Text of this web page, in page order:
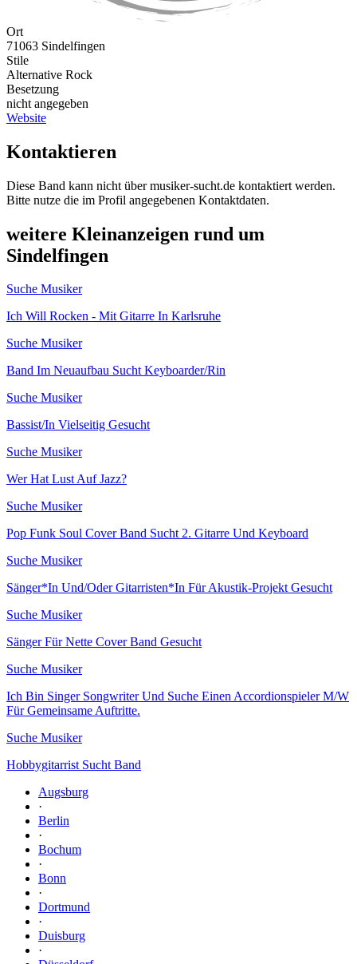
Ort
71063 Sindelfingen
Stile
Alternative Rock
Besetzung
nicht angegeben
Website
Kontaktieren
Diese Band kann nicht über musiker-sucht.de kontaktiert werden.
Bitte nutze die im Profil angegebenen Kontaktdaten.
weitere Kleinanzeigen rund um
Sindelfingen
Suche Musiker
Ich Will Rocken - Mit Gitarre In Karlsruhe
Suche Musiker
Band Im Neuaufbau Sucht Keyboarder/Rin
Suche Musiker
Bassist/In Vielseitig Gesucht
Suche Musiker
Wer Hat Lust Auf Jazz?
Suche Musiker
Pop Funk Soul Cover Band Sucht 2. Gitarre Und Keyboard
Suche Musiker
Sänger*In Und/Oder Gitarristen*In Für Akustik-Projekt Gesucht
Suche Musiker
Sänger Für Nette Cover Band Gesucht
Suche Musiker
Ich Bin Singer Songwriter Und Suche Einen Accordionspieler M/W
Für Gemeinsame Auftritte.
Suche Musiker
Hobbygitarrist Sucht Band
Augsburg
·
Berlin
·
Bochum
·
Bonn
·
Dortmund
·
Duisburg
·